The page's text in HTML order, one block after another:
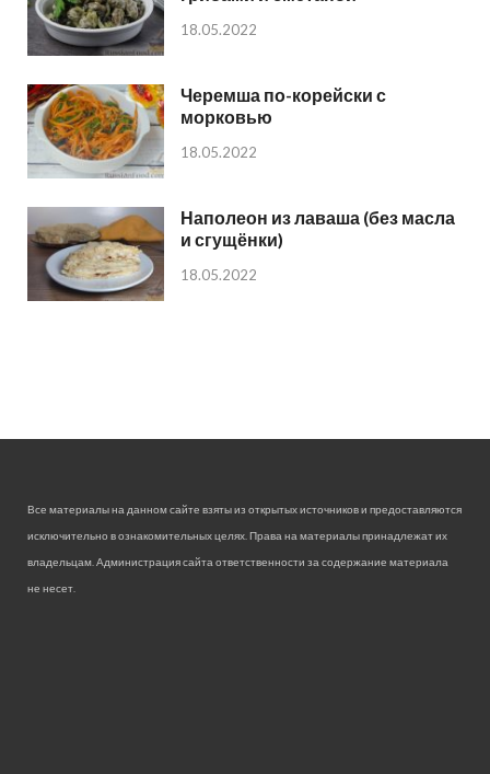
18.05.2022
Черемша по-корейски с
морковью
18.05.2022
Наполеон из лаваша (без масла
и сгущёнки)
18.05.2022
Все материалы на данном сайте взяты из открытых источников и предоставляются
исключительно в ознакомительных целях. Права на материалы принадлежат их
владельцам. Администрация сайта ответственности за содержание материала
не несет.